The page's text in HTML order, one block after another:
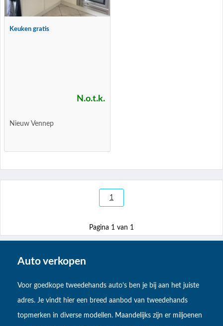
Keuken gratis
N.o.t.k.
Nieuw Vennep
1
Pagina 1 van 1
Auto verkopen
Voor goedkope tweedehands auto’s ben je bij aan het juiste
adres. Je vindt hier een breed aanbod van tweedehands
topmerken in diverse modellen. Maandelijks zijn er miljoenen